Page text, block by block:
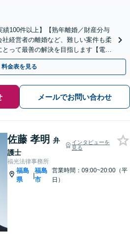
績100件以上】【熟年離婚／財産分与
経営者の離婚など、難しい案件も柔
って最善の解決を目指します【電話
可】
料金表を見る
メールでお問い合わせ
佐藤 孝明 弁
護士
インタビューを
見る
福光法律事務所
福島
県
|
福島
市
営業時間：09:00~20:00（平
日）